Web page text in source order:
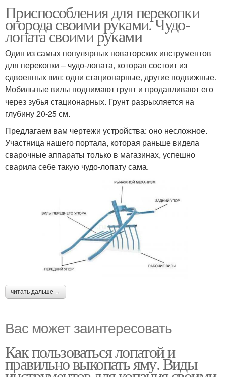
Приспособления для перекопки
огорода своими руками. Чудо-
лопата своими руками
Один из самых популярных новаторских инструментов
для перекопки – чудо-лопата, которая состоит из
сдвоенных вил: одни стационарные, другие подвижные.
Мобильные вилы поднимают грунт и продавливают его
через зубья стационарных. Грунт разрыхляется на
глубину 20-25 см.
Предлагаем вам чертежи устройства: оно несложное.
Участница нашего портала, которая раньше видела
сварочные аппараты только в магазинах, успешно
сварила себе такую чудо-лопату сама.
читать дальше →
Вас может заинтересовать
Как пользоваться лопатой и
правильно выкопать яму. Виды